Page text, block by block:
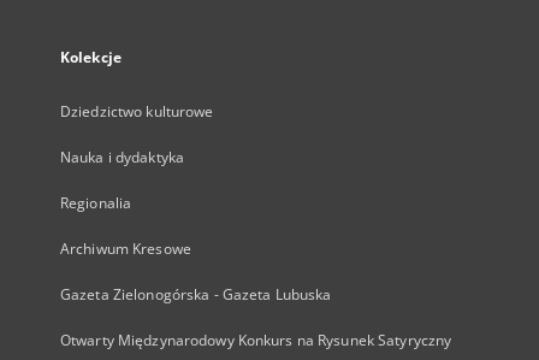
Kolekcje
Dziedzictwo kulturowe
Nauka i dydaktyka
Regionalia
Archiwum Kresowe
Gazeta Zielonogórska - Gazeta Lubuska
Otwarty Międzynarodowy Konkurs na Rysunek Satyryczny